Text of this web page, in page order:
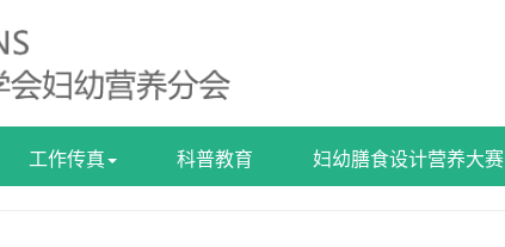
工作传真 科普教育 妇幼膳食设计营养大赛